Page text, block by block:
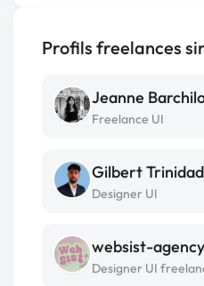
Profils freelances
Jeanne
Freelance UI
Gilbert Trinidad
Designer UI
websist-agency
Designer UI